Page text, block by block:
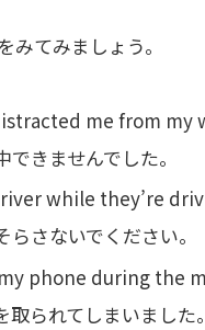
みてみましょう。
me from my
きませんでした。
while they’re
さないでください。
phone during the
られてしまいました。